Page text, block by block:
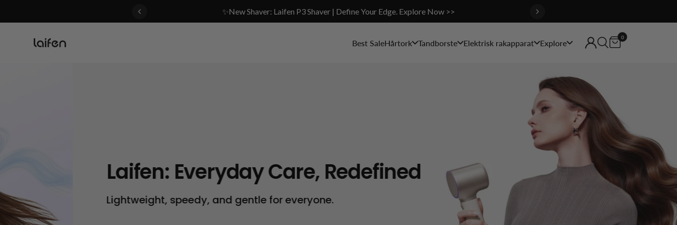
✨New Shaver: Laifen P3 Shaver | Define Your Edge. Explore Now >>
Best SaleHårtork Tandborste Elektrisk rakapparat Explore
0
Laifen: Everyday Care, Redefined
Lightweight, speedy, and gentle for everyone.